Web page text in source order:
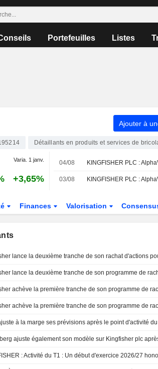
Portefeuilles Listes
Ajouter à
Détaillants en produits et services de
Varia. 1 janv.
+3,65%
04/08
03/08
Finances Valorisation